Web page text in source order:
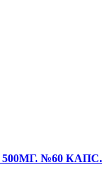
№60 КАПС.